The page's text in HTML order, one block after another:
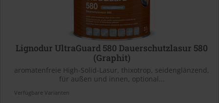
Lignodur UltraGuard 580 Dauerschutzlasur 580
(Graphit)
aromatenfreie High-Solid-Lasur, thixotrop, seidenglänzend,
für außen und innen, optional...
Verfügbare Varianten